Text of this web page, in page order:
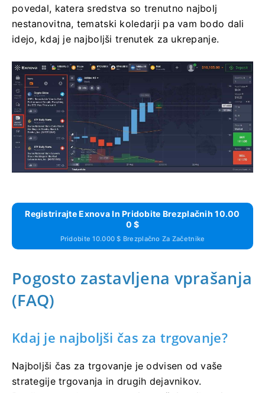
povedal, katera sredstva so trenutno najbolj
nestanovitna, tematski koledarji pa vam bodo dali
idejo, kdaj je najboljši trenutek za ukrepanje.
Registrirajte Exnova In Pridobite Brezplačnih 10.00
0 $
Pridobite 10.000 $ Brezplačno Za Začetnike
Pogosto zastavljena vprašanja
(FAQ)
Kdaj je najboljši čas za trgovanje?
Najboljši čas za trgovanje je odvisen od vaše
strategije trgovanja in drugih dejavnikov.